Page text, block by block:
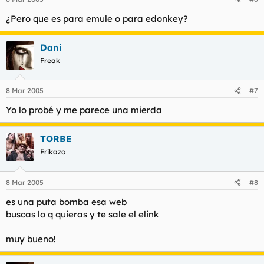
¿Pero que es para emule o para edonkey?
Dani
Freak
8 Mar 2005 #7
Yo lo probé y me parece una mierda
TORBE
Frikazo
8 Mar 2005 #8
es una puta bomba esa web
buscas lo q quieras y te sale el elink
muy bueno!